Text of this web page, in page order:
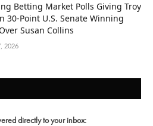
Betting Market Polls Giving Troy
30-Point U.S. Senate Winning
Susan Collins
2026
directly to your inbox: